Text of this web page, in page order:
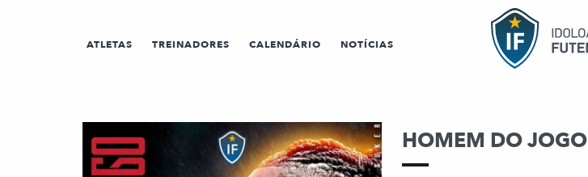
ATLETAS TREINADORES CALENDÁRIO NOTÍCIAS
HOMEM DO JOGO